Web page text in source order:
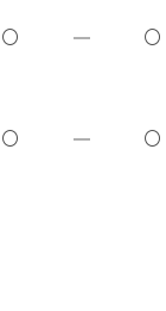
〇 ― 〇
〇 ― 〇